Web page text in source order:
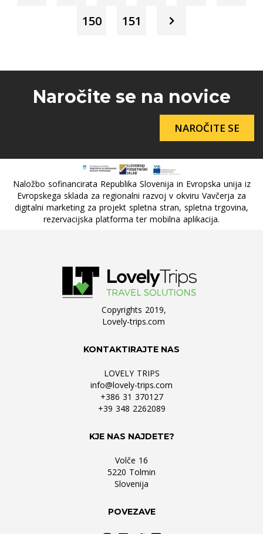
150
151
Naročite se na novice
NAROČITE SE
Naložbo sofinancirata Republika Slovenija in Evropska unija iz
Evropskega sklada za regionalni razvoj v okviru Vavčerja za
digitalni marketing za projekt spletna stran, spletna trgovina,
rezervacijska platforma ter mobilna aplikacija.
Copyrights 2019,
Lovely-trips.com
KONTAKTIRAJTE NAS
LOVELY TRIPS
info@lovely-trips.com
+386 31 370127
+39 348 2262089
KJE NAS NAJDETE?
Volče 16
5220 Tolmin
Slovenija
POVEZAVE